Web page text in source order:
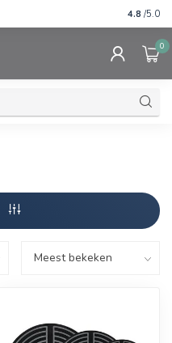
Gratis
4.8 /5.0
0